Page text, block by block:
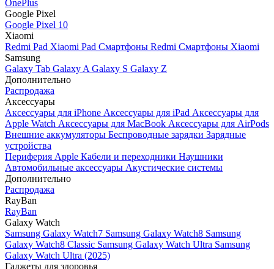
OnePlus
Google Pixel
Google Pixel 10
Xiaomi
Redmi Pad Xiaomi Pad Смартфоны Redmi Смартфоны Xiaomi
Samsung
Galaxy Tab Galaxy A Galaxy S Galaxy Z
Дополнительно
Распродажа
Аксессуары
Аксессуары для iPhone Аксессуары для iPad Аксессуары для
Apple Watch Аксессуары для MacBook Аксессуары для AirPods
Внешние аккумуляторы Беспроводные зарядки Зарядные
устройства
Периферия Apple Кабели и переходники Наушники
Автомобильные аксессуары Акустические системы
Дополнительно
Распродажа
RayBan
RayBan
Galaxy Watch
Samsung Galaxy Watch7 Samsung Galaxy Watch8 Samsung
Galaxy Watch8 Classic Samsung Galaxy Watch Ultra Samsung
Galaxy Watch Ultra (2025)
Гаджеты для здоровья